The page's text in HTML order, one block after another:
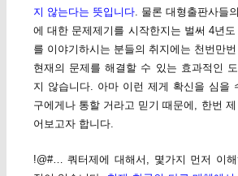
지 않는다는 뜻입니다. 물론 대형출판사들
에 대한 문제제기를 시작한지는 벌써 4년
를 이야기하시는 분들의 취지에는 천번만
현재의 문제를 해결할 수 있는 효과적인
지 않습니다. 아마 이런 제게 확신을 심을
구에게나 통할 거라고 믿기 때문에, 한번
어보고자 합니다.
!@#… 쿼터제에 대해서, 몇가지 먼저 이